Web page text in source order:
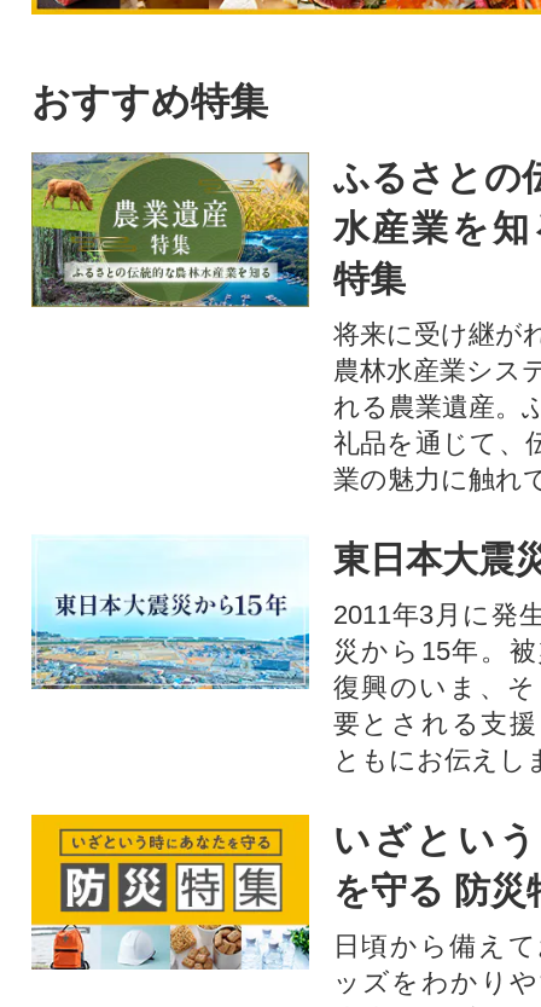
おすすめ特集
ふるさとの
水産業を
特集
将来に受け継が
農林水産業シス
れる農業遺産。
礼品を通じて、
業の魅力に触れ
東日本大震
2011年3月に発
災から15年。
復興のいま、
要とされる支
ともにお伝えし
いざとい
を守る 防災
日頃から備え
ッズをわかり